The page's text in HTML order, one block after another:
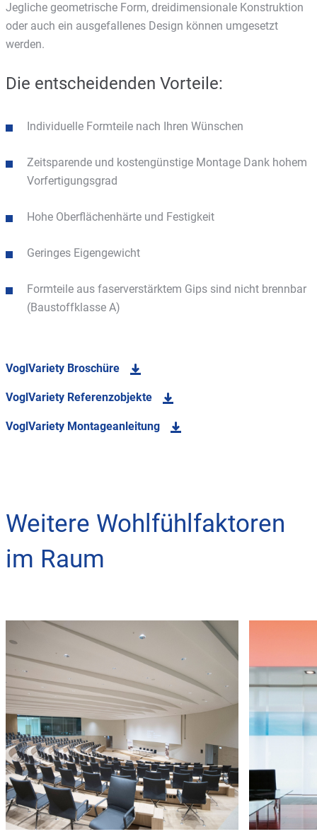
Jegliche geometrische Form, dreidimensionale Konstruktion
oder auch ein ausgefallenes Design können umgesetzt
werden.
Die entscheidenden Vorteile:
Individuelle Formteile nach Ihren Wünschen
Zeitsparende und kostengünstige Montage Dank hohem
Vorfertigungsgrad
Hohe Oberflächenhärte und Festigkeit
Geringes Eigengewicht
Formteile aus faserverstärktem Gips sind nicht brennbar
(Baustoffklasse A)
VoglVariety Broschüre
VoglVariety Referenzobjekte
VoglVariety Montageanleitung
Weitere Wohlfühlfaktoren
im Raum